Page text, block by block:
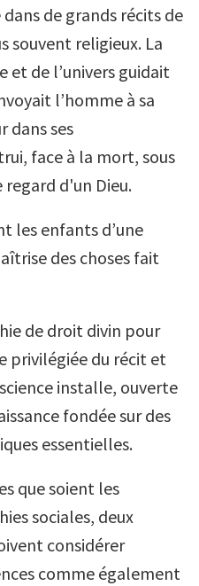
de grands récits de
souvent religieux. La
de l’univers guidait
l’homme à sa
dans ses
face à la mort, sous
regard d'un Dieu.
les enfants d’une
des choses fait
de droit divin pour
privilégiée du récit et
installe, ouverte
fondée sur des
essentielles.
que soient les
sociales, deux
considérer
comme également